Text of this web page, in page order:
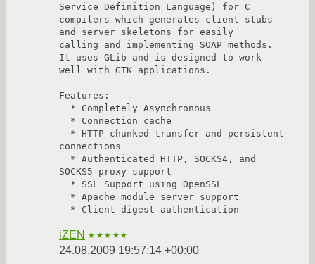
Service Definition Language) for C
compilers which generates client stubs
and server skeletons for easily
calling and implementing SOAP methods.
It uses GLib and is designed to work
well with GTK applications.
Features:
connections
SOCKS5 proxy support
  * Client digest authentication
iZEN ★★★★★
24.08.2009 19:57:14 +00:00